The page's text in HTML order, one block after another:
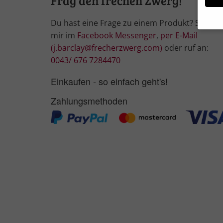
Du hast eine Frage zu einem Produkt? Schreibe
mir im Facebook Messenger, per E-Mail
(j.barclay@frecherzwerg.com) oder ruf an:
0043/ 676 7284470
Einkaufen - so einfach geht's!
Zahlungsmethoden
Wir